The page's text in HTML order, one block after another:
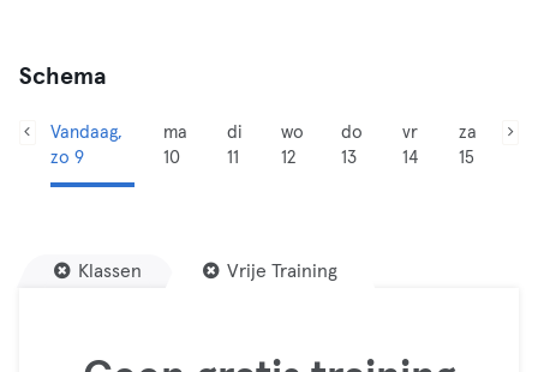
Schema
Vandaag,
zo 9
ma
10
di
11
wo
12
do
13
vr
14
za
15
Klassen Vrije Training